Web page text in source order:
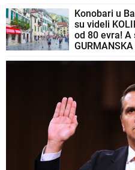
ne pada sa
Konobari u
su videli
od 80 evra! A